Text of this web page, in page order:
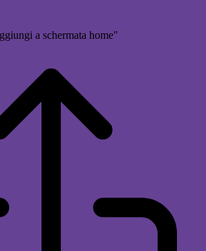
a schermata home"